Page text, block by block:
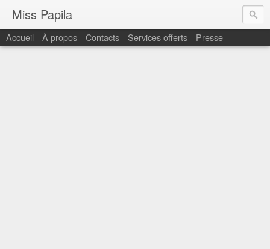
Miss Papila
Accueil À propos Contacts Services offerts Presse